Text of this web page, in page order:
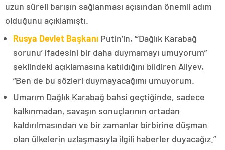
uzun süreli barışın sağlanması açısından önemli adım
olduğunu açıklamıştı.
Rusya Devlet Başkanı Putin’in, “‘Dağlık Karabağ
sorunu’ ifadesini bir daha duymamayı umuyorum”
şeklindeki açıklamasına katıldığını bildiren Aliyev,
“Ben de bu sözleri duymayacağımı umuyorum.
Umarım Dağlık Karabağ bahsi geçtiğinde, sadece
kalkınmadan, savaşın sonuçlarının ortadan
kaldırılmasından ve bir zamanlar birbirine düşman
olan ülkelerin uzlaşmasıyla ilgili haberler duyacağız.”